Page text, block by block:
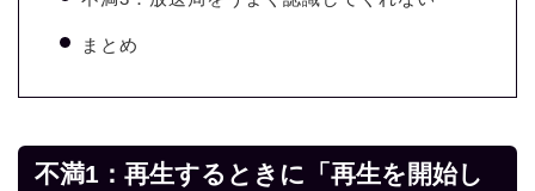
まとめ
不満1：再生するときに「再生を開始し